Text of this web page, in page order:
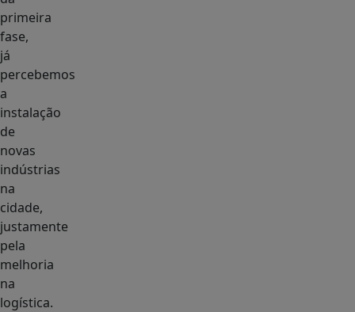
primeira
fase,
já
percebemos
a
instalação
de
novas
indústrias
na
cidade,
justamente
pela
melhoria
na
logística.